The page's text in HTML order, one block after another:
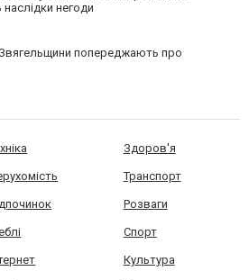
негоди
Звягельщини попереджають про
Здоров'я
Транспорт
Розваги
Спорт
Культура